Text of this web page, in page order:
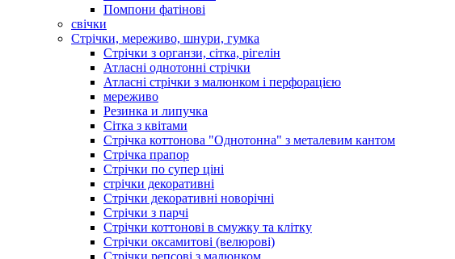
Помпони фатінові
свічки
Стрічки, мереживо, шнури, гумка
Стрічки з органзи, сітка, рігелін
Атласні однотонні стрічки
Атласні стрічки з малюнком і перфорацією
мереживо
Резинка и липучка
Сітка з квітами
Стрічка коттонова "Однотонна" з металевим кантом
Стрічка прапор
Стрічки по супер ціні
стрічки декоративні
Стрічки декоративні новорічні
Стрічки з парчі
Стрічки коттонові в смужку та клітку
Стрічки оксамитові (велюрові)
Стрічки репсові з малюнком